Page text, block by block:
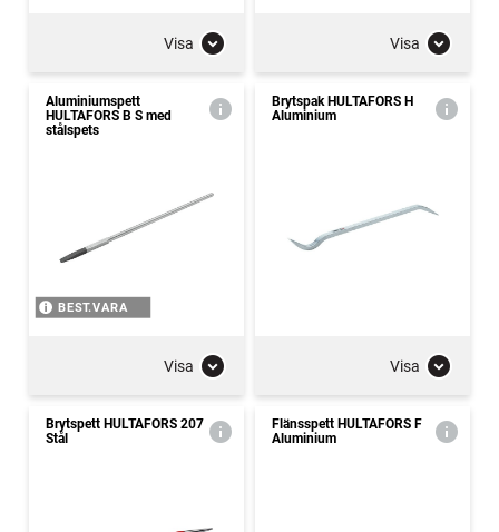
Visa Visa
Aluminiumspett
HULTAFORS B S med
stålspets
BEST.VARA
Visa
Brytspak HULTAFORS H
Aluminium
Visa
Brytspett HULTAFORS 207
Stål
Flänsspett HULTAFORS F
Aluminium